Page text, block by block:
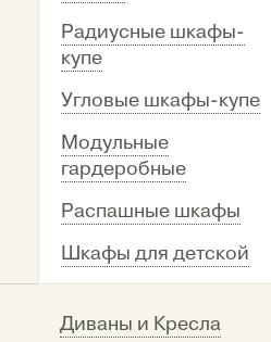
Радиусные шкафы-
купе
Угловые шкафы-купе
Модульные
гардеробные
Распашные шкафы
Шкафы для детской
Диваны и Кресла